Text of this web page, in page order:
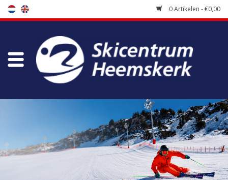
0 Artikelen - €0,00
Winkel
Onderhoud